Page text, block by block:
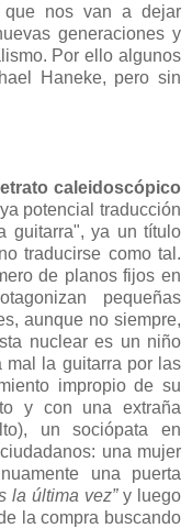
que nos van a dejar
generaciones y
Por ello algunos
Haneke, pero sin
caleidoscópico
potencial traducción
guitarra", ya un título
traducirse como tal.
de planos fijos en
pequeñas
aunque no siempre,
nuclear es un niño
mal la guitarra por las
impropio de su
y con una extraña
un sociópata en
una mujer
una puerta
la última vez”y luego
la compra buscando